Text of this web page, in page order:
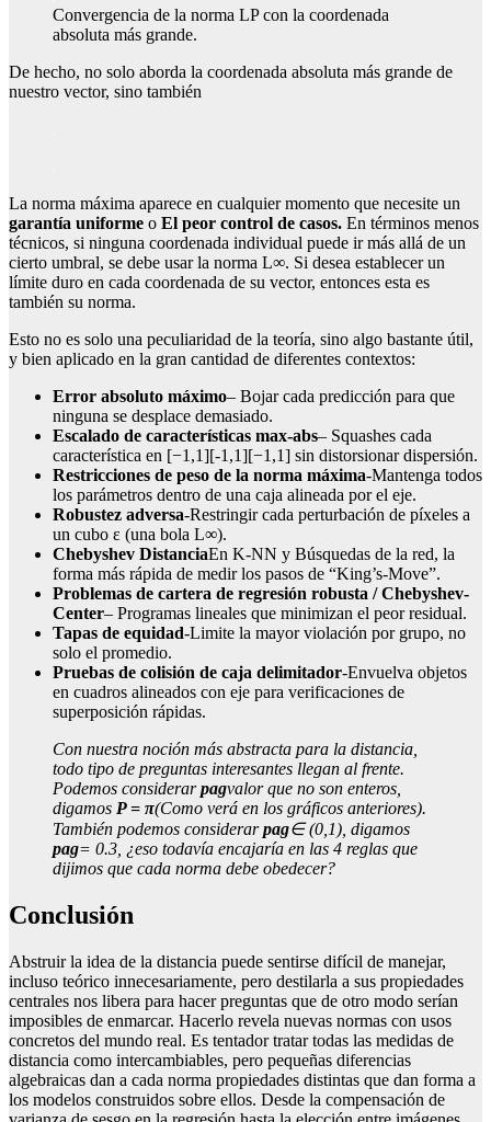
Convergencia de la norma LP con la coordenada
absoluta más grande.
De hecho, no solo aborda la coordenada absoluta más grande de
nuestro vector, sino también
La norma máxima aparece en cualquier momento que necesite un
garantía uniforme o El peor control de casos. En términos menos
técnicos, si ninguna coordenada individual puede ir más allá de un
cierto umbral, se debe usar la norma L∞. Si desea establecer un
límite duro en cada coordenada de su vector, entonces esta es
también su norma.
Esto no es solo una peculiaridad de la teoría, sino algo bastante útil,
y bien aplicado en la gran cantidad de diferentes contextos:
Error absoluto máximo– Bojar cada predicción para que
ninguna se desplace demasiado.
Escalado de características max-abs– Squashes cada
característica en [−1,1][-1,1][−1,1] sin distorsionar dispersión.
Restricciones de peso de la norma máxima-Mantenga todos
los parámetros dentro de una caja alineada por el eje.
Robustez adversa-Restringir cada perturbación de píxeles a
un cubo ε (una bola L∞).
Chebyshev DistanciaEn K-NN y Búsquedas de la red, la
forma más rápida de medir los pasos de “King’s-Move”.
Problemas de cartera de regresión robusta / Chebyshev-
Center– Programas lineales que minimizan el peor residual.
Tapas de equidad-Limite la mayor violación por grupo, no
solo el promedio.
Pruebas de colisión de caja delimitador-Envuelva objetos
en cuadros alineados con eje para verificaciones de
superposición rápidas.
Con nuestra noción más abstracta para la distancia,
todo tipo de preguntas interesantes llegan al frente.
Podemos considerarpagvalor que no son enteros,
digamos P = π(Como verá en los gráficos anteriores).
También podemos considerarpag∈ (0,1), digamos
pag= 0.3, ¿eso todavía encajaría en las 4 reglas que
dijimos que cada norma debe obedecer?
Conclusión
Abstruir la idea de la distancia puede sentirse difícil de manejar,
incluso teórico innecesariamente, pero destilarla a sus propiedades
centrales nos libera para hacer preguntas que de otro modo serían
imposibles de enmarcar. Hacerlo revela nuevas normas con usos
concretos del mundo real. Es tentador tratar todas las medidas de
distancia como intercambiables, pero pequeñas diferencias
algebraicas dan a cada norma propiedades distintas que dan forma a
los modelos construidos sobre ellos. Desde la compensación de